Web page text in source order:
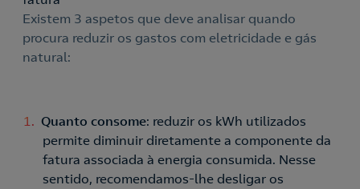
Contacte-nos para novas contratações
Nós ligamos!
Existem 3 aspetos que deve analisar quando
procura reduzir os gastos com eletricidade e gás
natural:
Quanto consome: reduzir os kWh utilizados
permite diminuir diretamente a componente da
fatura associada à energia consumida. Nesse
sentido, recomendamos-lhe desligar os